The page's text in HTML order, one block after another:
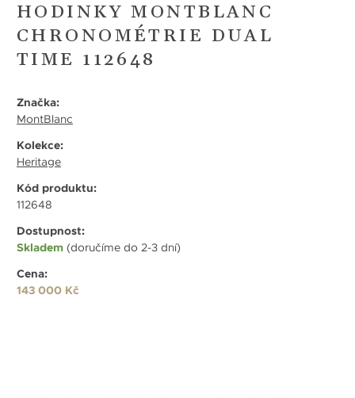
HODINKY MONTBLANC
CHRONOMÉTRIE DUAL
TIME 112648
Značka:
MontBlanc
Kolekce:
Heritage
Kód produktu:
112648
Dostupnost:
Skladem (doručíme do 2-3 dní)
Cena:
143 000 Kč